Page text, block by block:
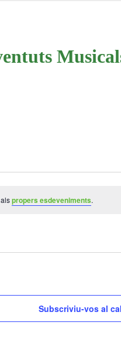
propers esdeveniments.
Subscriviu-vos al